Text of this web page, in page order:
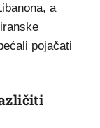
a
pojačati